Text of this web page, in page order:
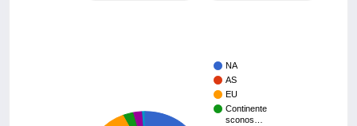
NA
AS
EU
Continente
sconos…